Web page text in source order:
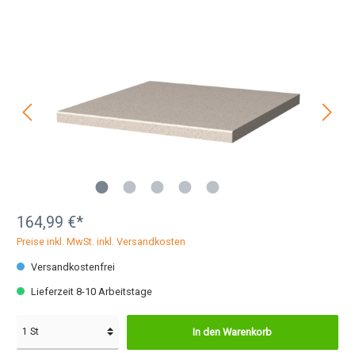
164,99 €*
Preise inkl. MwSt. inkl. Versandkosten
Versandkostenfrei
Lieferzeit 8-10 Arbeitstage
In den Warenkorb